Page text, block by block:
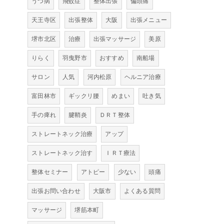
天王寺区 出張整体 大阪 出張メニュー
堺市北区 治療 出張マッサージ 美原
りらく 羽曳野市 おすすめ 南船場
サロン 人気 河内松原 ヘルニア治療
富田林市 ギックリ腰 めまい 吐き気
手の痺れ 腱鞘炎 ＤＲＴ整体
ストレートネック治療 アップ
ストレートネック治す ＩＲＴ療法
整体セミナー アトピー 少ない 頭痛
出張お問い合わせ 大阪市 よくある質問
マッサージ 堺筋本町